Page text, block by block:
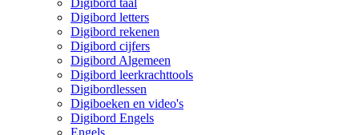
Digibord taal
Digibord letters
Digibord rekenen
Digibord cijfers
Digibord Algemeen
Digibord leerkrachttools
Digibordlessen
Digiboeken en video's
Digibord Engels
Engels